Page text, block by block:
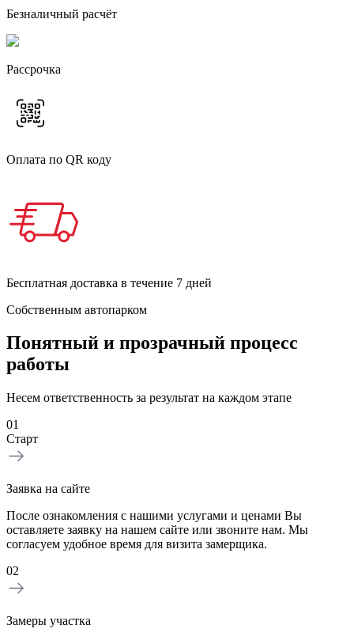
Безналичный расчёт
Рассрочка
Оплата по QR коду
Бесплатная доставка в течение 7 дней
Собственным автопарком
Понятный и прозрачный процесс
работы
Несем ответственность за результат на каждом этапе
01
Старт
Заявка на сайте
После ознакомления с нашими услугами и ценами Вы
оставляете заявку на нашем сайте или звоните нам. Мы
согласуем удобное время для визита замерщика.
02
Замеры участка